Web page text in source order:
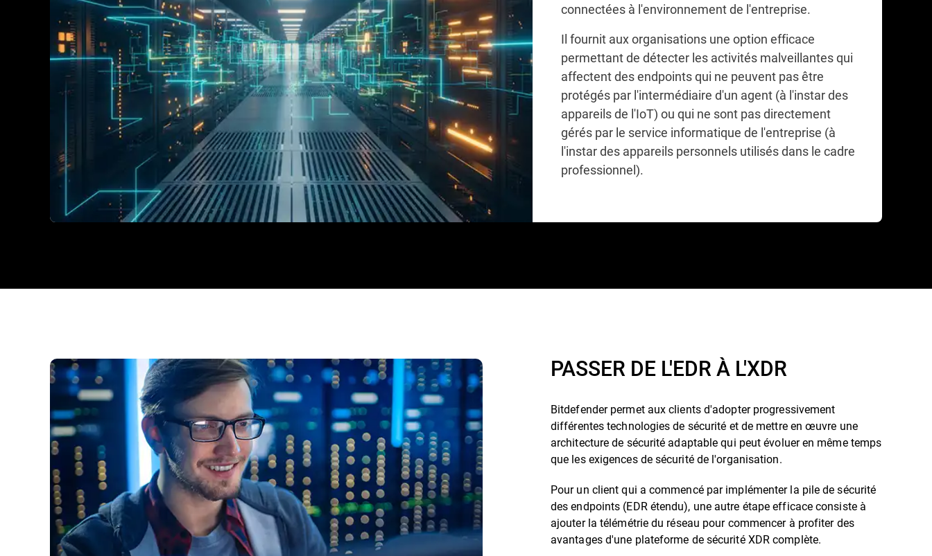
connectées à l'environnement de l'entreprise.
Il fournit aux organisations une option efficace
permettant de détecter les activités malveillantes qui
affectent des endpoints qui ne peuvent pas être
protégés par l'intermédiaire d'un agent (à l'instar des
appareils de l'IoT) ou qui ne sont pas directement
gérés par le service informatique de l'entreprise (à
l'instar des appareils personnels utilisés dans le cadre
professionnel).
PASSER DE L'EDR À L'XDR
Bitdefender permet aux clients d'adopter progressivement
différentes technologies de sécurité et de mettre en œuvre une
architecture de sécurité adaptable qui peut évoluer en même temps
que les exigences de sécurité de l'organisation.
Pour un client qui a commencé par implémenter la pile de sécurité
des endpoints (EDR étendu), une autre étape efficace consiste à
ajouter la télémétrie du réseau pour commencer à profiter des
avantages d'une plateforme de sécurité XDR complète.